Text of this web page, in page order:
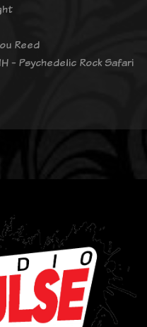
Reed
- Psychedelic Rock Safari